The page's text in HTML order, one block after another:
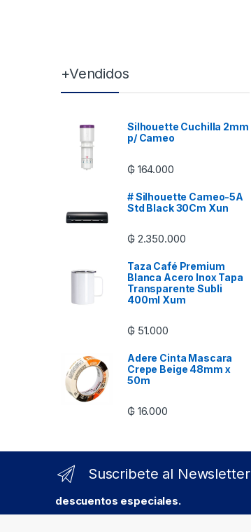
Brands Carousel
+Vendidos
Silhouette Cuchilla 2mm
p/ Cameo
₲ 164.000
# Silhouette Cameo-5A
Std Black 30Cm Xun
₲ 2.350.000
Taza Café Premium
Blanca Acero Inox Tapa
Transparente Subli
400ml Xum
₲ 51.000
Adere Cinta Mascara
Crepe Beige 48mm x
50m
₲ 16.000
Suscribete al Newsletter
descuentos especiales.